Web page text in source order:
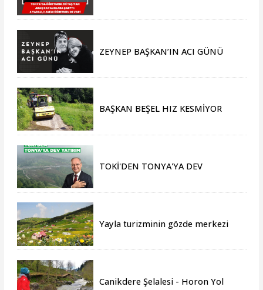
ZEYNEP BAŞKAN’IN ACI GÜNÜ
BAŞKAN BEŞEL HIZ KESMİYOR
TOKİ'DEN TONYA'YA DEV
Yayla turizminin gözde merkezi
Canikdere Şelalesi - Horon Yol